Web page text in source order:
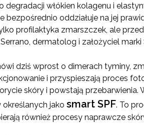
włókien kolagenu i
bezpośrednio oddziałuje na jej
profilaktyka zmarszczek, ale
dermatolog i założyciel marki
dziś wprost o dimerach tyminy,
i przyspieszają proces
skóry i powstają przebarwienia.
jako smart SPF. To
również procesy naprawcze